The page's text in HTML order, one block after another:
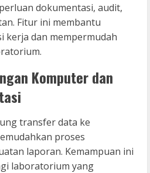
dokumentasi, audit,
Fitur ini membantu
kerja dan mempermudah
Komputer dan
transfer data ke
proses
laporan. Kemampuan ini
laboratorium yang